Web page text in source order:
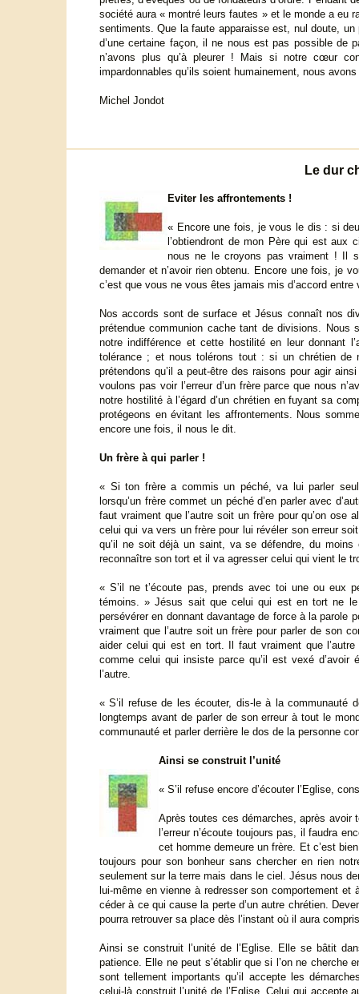
société aura « montré leurs fautes » et le monde a eu
sentiments. Que la faute apparaisse est, nul doute,
d’une certaine façon, il ne nous est pas possible de
n’avons plus qu’à pleurer ! Mais si notre cœur
impardonnables qu’ils soient humainement, nous
Michel Jondot
Le dur
Eviter les affrontements !
« Encore une fois, je vous le dis : si
l’obtiendront de mon Père qui est
nous ne le croyons pas vraiment ! Il
demander et n’avoir rien obtenu. Encore une fois, je
c’est que vous ne vous êtes jamais mis d’accord
Nos accords sont de surface et Jésus connaît nos
prétendue communion cache tant de divisions.
notre indifférence et cette hostilité en leur donnant
tolérance ; et nous tolérons tout : si un chrétien de
prétendons qu’il a peut-être des raisons pour agir
voulons pas voir l’erreur d’un frère parce que nous
notre hostilité à l’égard d’un chrétien en fuyant sa
protégeons en évitant les affrontements. Nous
encore une fois, il nous le dit.
Un frère à qui parler !
« Si ton frère a commis un péché, va lui parler
lorsqu’un frère commet un péché d’en parler avec
faut vraiment que l’autre soit un frère pour qu’on
celui qui va vers un frère pour lui révéler son erreur
qu’il ne soit déjà un saint, va se défendre, du
reconnaître son tort et il va agresser celui qui vient le
« S’il ne t’écoute pas, prends avec toi une ou eux
témoins. » Jésus sait que celui qui est en tort ne
persévérer en donnant davantage de force à la parole
vraiment que l’autre soit un frère pour parler de son
aider celui qui est en tort. Il faut vraiment que
comme celui qui insiste parce qu’il est vexé
l’autre.
« S’il refuse de les écouter, dis-le à la communauté
longtemps avant de parler de son erreur à tout le
communauté et parler derrière le dos de la personne
Ainsi se construit l’unité
« S’il refuse encore d’écouter l’Eglise,
Après toutes ces démarches, après avoir
l’erreur n’écoute toujours pas, il faudra
cet homme demeure un frère. Et c’est
toujours pour son bonheur sans chercher en rien
seulement sur la terre mais dans le ciel. Jésus nous
lui-même en vienne à redresser son comportement
céder à ce qui cause la perte d’un autre chrétien.
pourra retrouver sa place dès l’instant où il aura
Ainsi se construit l’unité de l’Eglise. Elle se bâtit
patience. Elle ne peut s’établir que si l’on ne cherche
sont tellement importants qu’il accepte les
celui-là construit l’unité de l’Eglise. Celui qui accepte